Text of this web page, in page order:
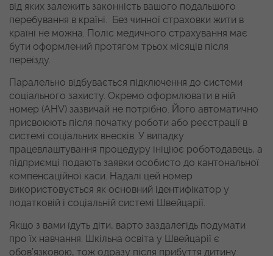
від яких залежить законність вашого подальшого
перебування в країні. Без чинної страховки жити в
країні не можна. Поліс медичного страхування має
бути оформлений протягом трьох місяців після
переїзду.
Паралельно відбувається підключення до системи
соціального захисту. Окремо оформлювати в ній
номер (AHV) зазвичай не потрібно. Його автоматично
присвоюють після початку роботи або реєстрації в
системі соціальних внесків. У випадку
працевлаштування процедуру ініціює роботодавець, а
підприємці подають заявки особисто до кантональної
компенсаційної каси. Надалі цей номер
використовується як основний ідентифікатор у
податковій і соціальній системі Швейцарії.
Якщо з вами їдуть діти, варто заздалегідь подумати
про їх навчання. Шкільна освіта у Швейцарії є
обов’язковою, тож одразу після прибуття дитину